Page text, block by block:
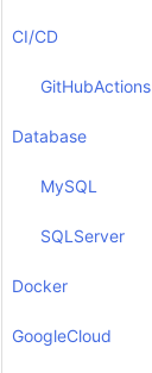
CI/CD
GitHubActions
Database
MySQL
SQLServer
Docker
GoogleCloud